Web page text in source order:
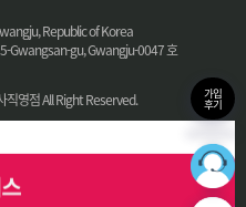
Republic of Korea
Gwangsan-gu, Gwangju-0047 호
직영점 All Right Reserved.
가입
후기
365
최적